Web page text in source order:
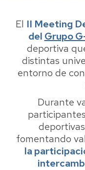
El II Meeting
del Grupo
deportiva
distintas
entorno de
Durante
fomentando
la